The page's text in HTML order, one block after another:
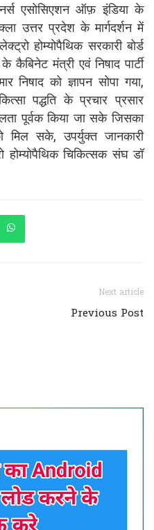
एसोसिएशन ऑफ़ इंडिया के
उत्तर प्रदेश के मार्गदर्शन में
होम्योपैथिक सरकारी बोर्ड
मंत्री एवं निषाद पार्टी
निषाद को ज्ञापन सोपा गया,
पद्धति के प्रचार प्रसार
पूर्वक किया जा सके जिसका
मिल सके, उपर्युक्त जानकारी
होम्योपैथिक चिकित्सक संघ डॉ
Next article
Previous Post